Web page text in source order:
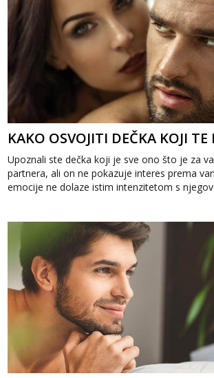
Liliana
Čekam tvoj poziv!
Tel: 064/677-677
- Kod: #69
tel:0,93€ - mob:1,12€ min
Biljana
Čekam tvoj poziv!
Tel:064/677-677
- Kod: #132
tel:0,93€ - mob:1,12€ min
Alisa
Čekam tvoj poziv!
Tel: 064/677-677
- Kod: #106
tel:0,93€ - mob:1,12€ min
Žana
Čekam tvoj poziv!
Tel: 064/677-677
tel:0,93€ - mob:1,12€ min
Lili
Čekam tvoj poziv!
Tel:064/677-677
tel:0,93€ - mob:1,12€ min
Zara
KAKO OSVOJITI DEČKA KOJI TE
Upoznali ste dečka koji je sve ono što je za
partnera, ali on ne pokazuje interes prema
emocije ne dolaze istim intenzitetom s